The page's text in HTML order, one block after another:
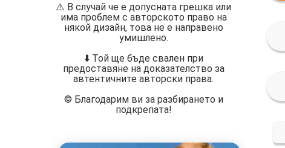
⚠️ В случай че е допусната грешка или
има проблем с авторското право на
някой дизайн, това не е направено
умишлено.
⬇️ Той ще бъде свален при
предоставяне на доказателство за
автентичните авторски права.
©️ Благодарим ви за разбирането и
подкрепата!